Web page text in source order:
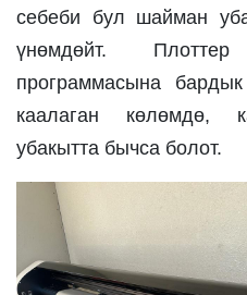
себеби бул шайман
үнөмдөйт.
программасына
каалаган көлөмдө,
убакытта бычса болот.